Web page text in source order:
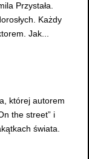
Przystała.
Każdy
Jak...
której autorem
the street” i
świata.